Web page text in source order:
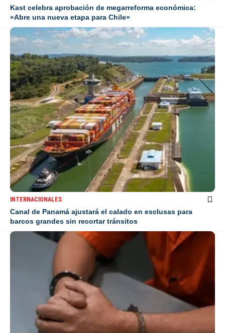
Kast celebra aprobación de megarreforma económica:
«Abre una nueva etapa para Chile»
INTERNACIONALES
Canal de Panamá ajustará el calado en esclusas para
barcos grandes sin recortar tránsitos